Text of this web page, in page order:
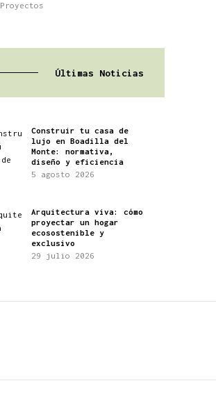
Proyectos
Últimas Noticias
Construir tu casa de
lujo en Boadilla del
Monte: normativa,
diseño y eficiencia
5 agosto 2026
Arquitectura viva: cómo
proyectar un hogar
ecosostenible y
exclusivo
29 julio 2026